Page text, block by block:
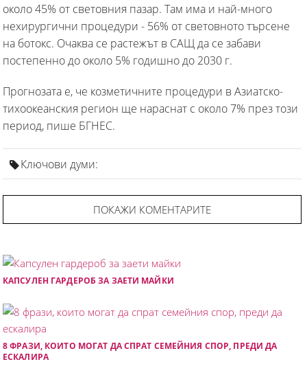
около 45% от световния пазар. Там има и най-много
нехирургични процедури - 56% от световното търсене
на ботокс. Очаква се растежът в САЩ да се забави
постепенно до около 5% годишно до 2030 г.
Прогнозата е, че козметичните процедури в Азиатско-
тихоокеанския регион ще нараснат с около 7% през този
период, пише БГНЕС.
Ключови думи:
ПОКАЖИ КОМЕНТАРИТЕ
КАПСУЛЕН ГАРДЕРОБ ЗА ЗАЕТИ МАЙКИ
8 ФРАЗИ, КОИТО МОГАТ ДА СПРАТ СЕМЕЙНИЯ СПОР, ПРЕДИ ДА
ЕСКАЛИРА